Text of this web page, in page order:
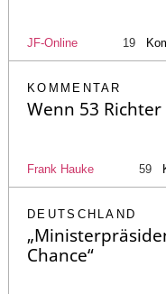
JF-Online 19
KOMMENTAR
Wenn 53
Frank Hauke 59
DEUTSCHLAND
Chance“